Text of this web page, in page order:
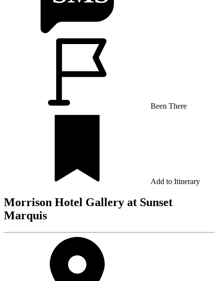
Been There
Add to Itinerary
Morrison Hotel Gallery at Sunset
Marquis